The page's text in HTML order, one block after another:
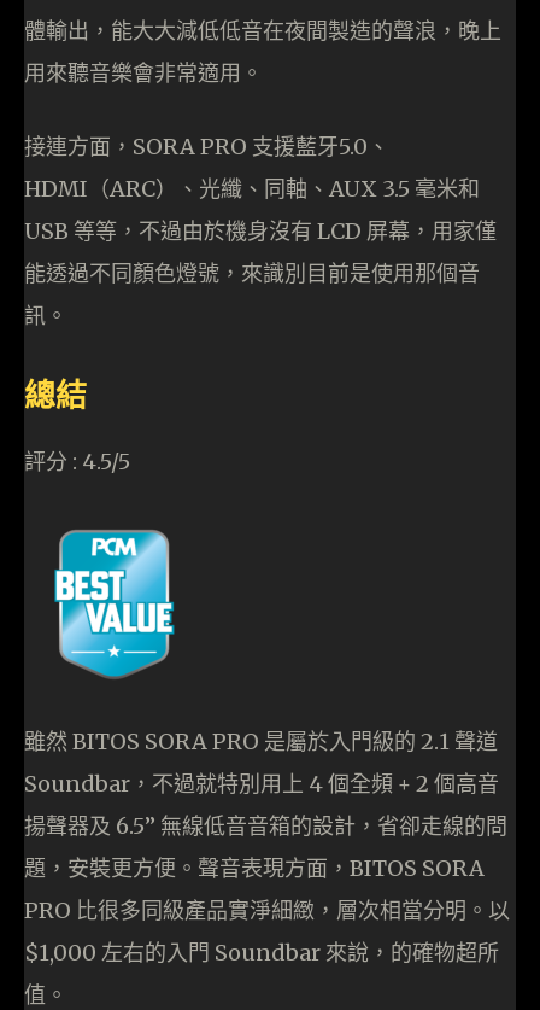
體輸出，能大大減低低音在夜間製造的聲浪，晚上
用來聽音樂會非常適用。
接連方面，SORA PRO 支援藍牙5.0、
HDMI（ARC）、光纖、同軸、AUX 3.5 毫米和
USB 等等，不過由於機身沒有 LCD 屏幕，用家僅
能透過不同顏色燈號，來識別目前是使用那個音
訊。
總結
評分 : 4.5/5
雖然 BITOS SORA PRO 是屬於入門級的 2.1 聲道
Soundbar，不過就特別用上 4 個全頻 + 2 個高音
揚聲器及 6.5” 無線低音音箱的設計，省卻走線的問
題，安裝更方便。聲音表現方面，BITOS SORA
PRO 比很多同級產品實淨細緻，層次相當分明。以
$1,000 左右的入門 Soundbar 來說，的確物超所
值。